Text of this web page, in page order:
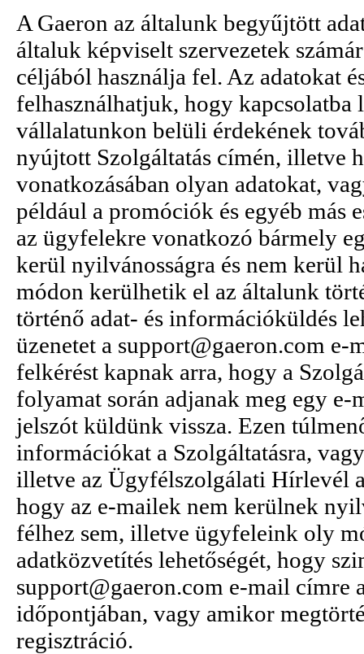
A Gaeron az általunk begyűjtött
általuk képviselt szervezetek
céljából használja fel. Az adatokat
felhasználhatjuk, hogy
vállalatunkon belüli érdekének
nyújtott Szolgáltatás címén, illetve
vonatkozásában olyan adatokat,
például a promóciók és egyéb más
az ügyfelekre vonatkozó bármely
kerül nyilvánosságra és nem kerül
módon kerülhetik el az általunk
történő adat- és információküldés
üzenetet a support@gaeron.com
felkérést kapnak arra, hogy a
folyamat során adjanak meg egy
jelszót küldünk vissza. Ezen
információkat a Szolgáltatásra,
illetve az Ügyfélszolgálati Hírlevél
hogy az e-mailek nem kerülnek
félhez sem, illetve ügyfeleink oly
adatközvetítés lehetőségét, hogy
support@gaeron.com e-mail címre
időpontjában, vagy amikor
regisztráció.